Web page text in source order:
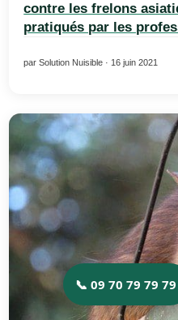
contre les frelons
pratiqués par les
par Solution Nuisible · 16 juin 2021